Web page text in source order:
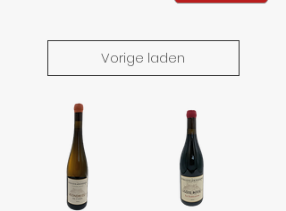
Vorige laden